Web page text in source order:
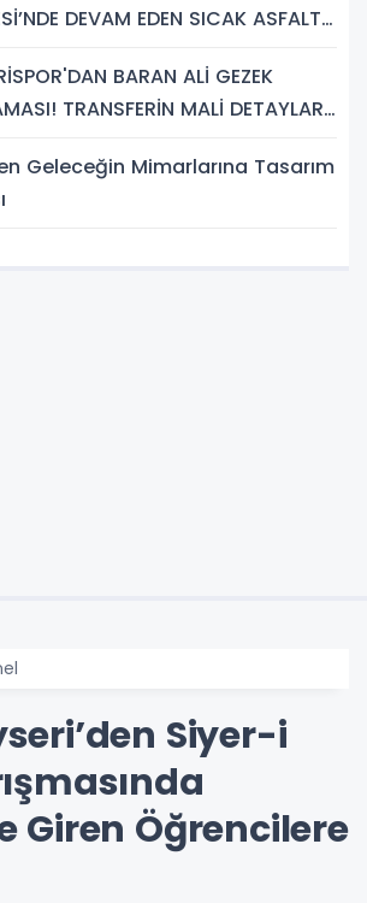
DEVAM EDEN SICAK ASFALT
BARAN ALİ GEZEK
TRANSFERİN MALİ DETAYLARI
Geleceğin Mimarlarına Tasarım
Siyer-i
Giren Öğrencilere